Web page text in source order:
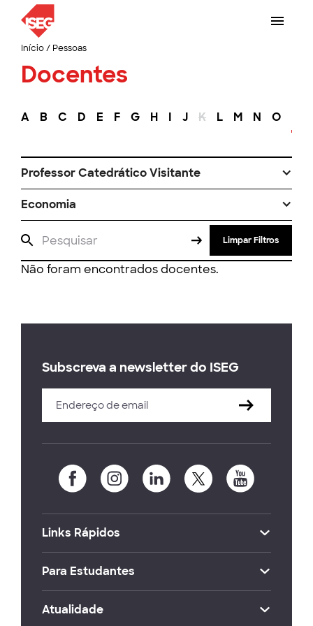
Início/ Pessoas
Docentes
A B C D E F G H I J K L M N O
Professor Catedrático Visitante
Economia
Limpar Filtros
Não foram encontrados docentes.
Subscreva a newsletter do ISEG
Links Rápidos
Para Estudantes
Atualidade